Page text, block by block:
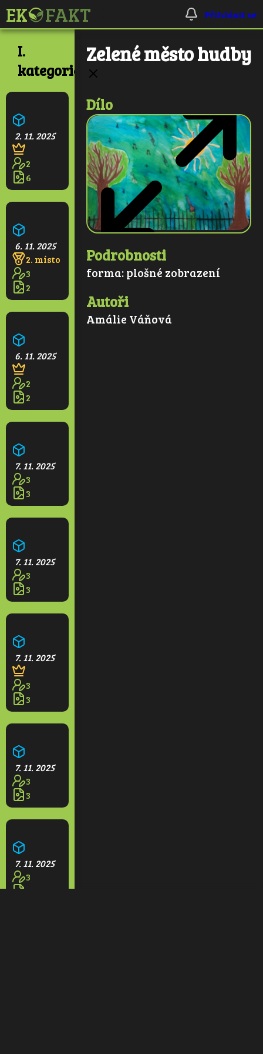
Přihlásit se
I.
kategorie
Ekologická škola
2. 11. 2025
2
6
6. 11. 2025
2. místo
3
2
Kvetoucí park
6. 11. 2025
2
2
7. 11. 2025
3
3
7. 11. 2025
3
3
7. 11. 2025
3
3
7. 11. 2025
3
3
7. 11. 2025
3
Zelené město hudby
Dílo
Podrobnosti
forma:plošné zobrazení
Autoři
Amálie Váňová